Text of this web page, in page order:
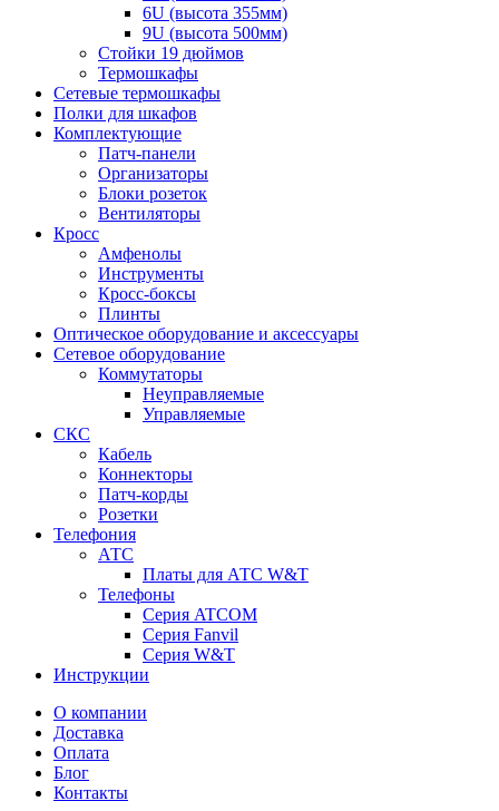
6U (высота 355мм)
9U (высота 500мм)
Стойки 19 дюймов
Термошкафы
Сетевые термошкафы
Полки для шкафов
Комплектующие
Патч-панели
Организаторы
Блоки розеток
Вентиляторы
Кросс
Амфенолы
Инструменты
Кросс-боксы
Плинты
Оптическое оборудование и аксессуары
Сетевое оборудование
Коммутаторы
Неуправляемые
Управляемые
СКС
Кабель
Коннекторы
Патч-корды
Розетки
Телефония
АТС
Платы для АТС W&T
Телефоны
Серия ATCOM
Серия Fanvil
Серия W&T
Инструкции
О компании
Доставка
Оплата
Блог
Контакты